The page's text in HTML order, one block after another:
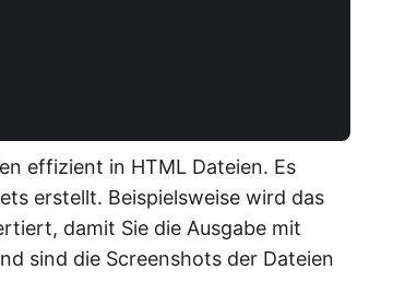
effizient in HTML Dateien. Es
erstellt. Beispielsweise wird das
damit Sie die Ausgabe mit
sind die Screenshots der Dateien